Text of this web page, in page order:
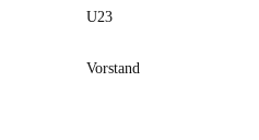
U23
Vorstand